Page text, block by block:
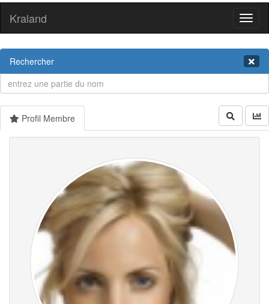
Kraland
Rechercher
Profil Membre